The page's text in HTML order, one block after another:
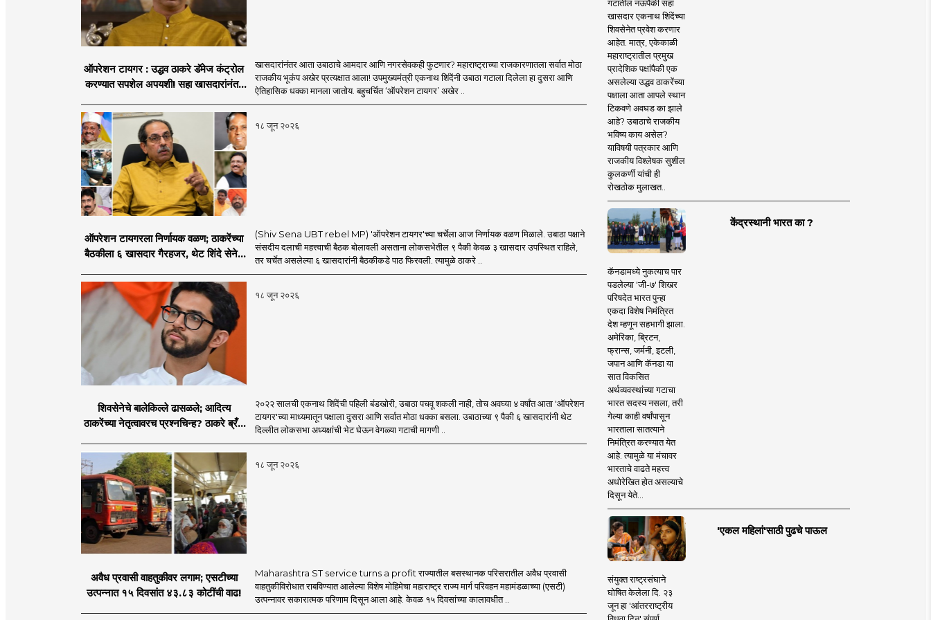
ऑपरेशन टायगर : उद्धव ठाकरे डॅमेज कंट्रोल
करण्यात सपशेल अपयशी! सहा खासदारांनंतर
चर्चा सुरू
खासदारांनंतर आता उबाठाचे आमदार आणि नगरसेवकही फुटणार? महाराष्ट्राच्या राजकारणातला सर्वात मोठा
राजकीय भूकंप अखेर प्रत्यक्षात आला! उपमुख्यमंत्री एकनाथ शिंदेंनी उबाठा गटाला दिलेला हा दुसरा आणि
ऐतिहासिक धक्का मानला जातोय. बहुचर्चित ‘ऑपरेशन टायगर’ अखेर ..
१८ जून २०२६
ऑपरेशन टायगरला निर्णायक वळण; ठाकरेंच्या
बैठकीला ६ खासदार गैरहजर, थेट शिंदे सेनेत
(Shiv Sena UBT rebel MP) 'ऑपरेशन टायगर'च्या चर्चेला आज निर्णायक वळण मिळाले. उबाठा पक्षाने
संसदीय दलाची महत्त्वाची बैठक बोलावली असताना लोकसभेतील ९ पैकी केवळ ३ खासदार उपस्थित राहिले,
तर चर्चेत असलेल्या ६ खासदारांनी बैठकीकडे पाठ फिरवली. त्यामुळे ठाकरे ..
१८ जून २०२६
शिवसेनेचे बालेकिल्ले ढासळले; आदित्य
ठाकरेंच्या नेतृत्वावरच प्रश्नचिन्ह? ठाकरे ब्रँड
२०२२ सालची एकनाथ शिंदेंची पहिली बंडखोरी, उबाठा पचवू शकली नाही, तोच अवघ्या ४ वर्षांत आता 'ऑपरेशन
टायगर'च्या माध्यमातून पक्षाला दुसरा आणि सर्वात मोठा धक्का बसला. उबाठाच्या ९ पैकी ६ खासदारांनी थेट
दिल्लीत लोकसभा अध्यक्षांची भेट घेऊन वेगळ्या गटाची मागणी ..
१८ जून २०२६
अवैध प्रवासी वाहतुकीवर लगाम; एसटीच्या
उत्पन्नात १५ दिवसांत ४३.८३ कोटींची वाढ!
Maharashtra ST service turns a profit राज्यातील बसस्थानक परिसरातील अवैध प्रवासी
वाहतुकीविरोधात राबविण्यात आलेल्या विशेष मोहिमेचा महाराष्ट्र राज्य मार्ग परिवहन महामंडळाच्या (एसटी)
उत्पन्नावर सकारात्मक परिणाम दिसून आला आहे. केवळ १५ दिवसांच्या कालावधीत ..
गटातील नऊपैकी सहा
खासदार एकनाथ शिंदेंच्या
शिवसेनेत प्रवेश करणार
आहेत. मात्र, एकेकाळी
महाराष्ट्रातील प्रमुख
प्रादेशिक पक्षांपैकी एक
असलेल्या उद्धव ठाकरेंच्या
पक्षाला आता आपले स्थान
टिकवणे अवघड का झाले
आहे? उबाठाचे राजकीय
भविष्य काय असेल?
याविषयी पत्रकार आणि
राजकीय विश्लेषक सुशील
कुलकर्णी यांची ही
रोखठोक मुलाखत..
केंद्रस्थानी भारत का ?
कॅनडामध्ये नुकत्याच पार
पडलेल्या 'जी-७' शिखर
परिषदेत भारत पुन्हा
एकदा विशेष निमंत्रित
देश म्हणून सहभागी झाला.
अमेरिका, ब्रिटन,
फ्रान्स, जर्मनी, इटली,
जपान आणि कॅनडा या
सात विकसित
अर्थव्यवस्थांच्या गटाचा
भारत सदस्य नसला, तरी
गेल्या काही वर्षांपासून
भारताला सातत्याने
निमंत्रित करण्यात येत
आहे. त्यामुळे या मंचावर
भारताचे वाढते महत्त्व
अधोरेखित होत असल्याचे
दिसून येते...
'एकल महिलां'साठी पुढचे पाऊल
संयुक्त राष्ट्रसंघाने
घोषित केलेला दि. २३
जून हा 'आंतरराष्ट्रीय